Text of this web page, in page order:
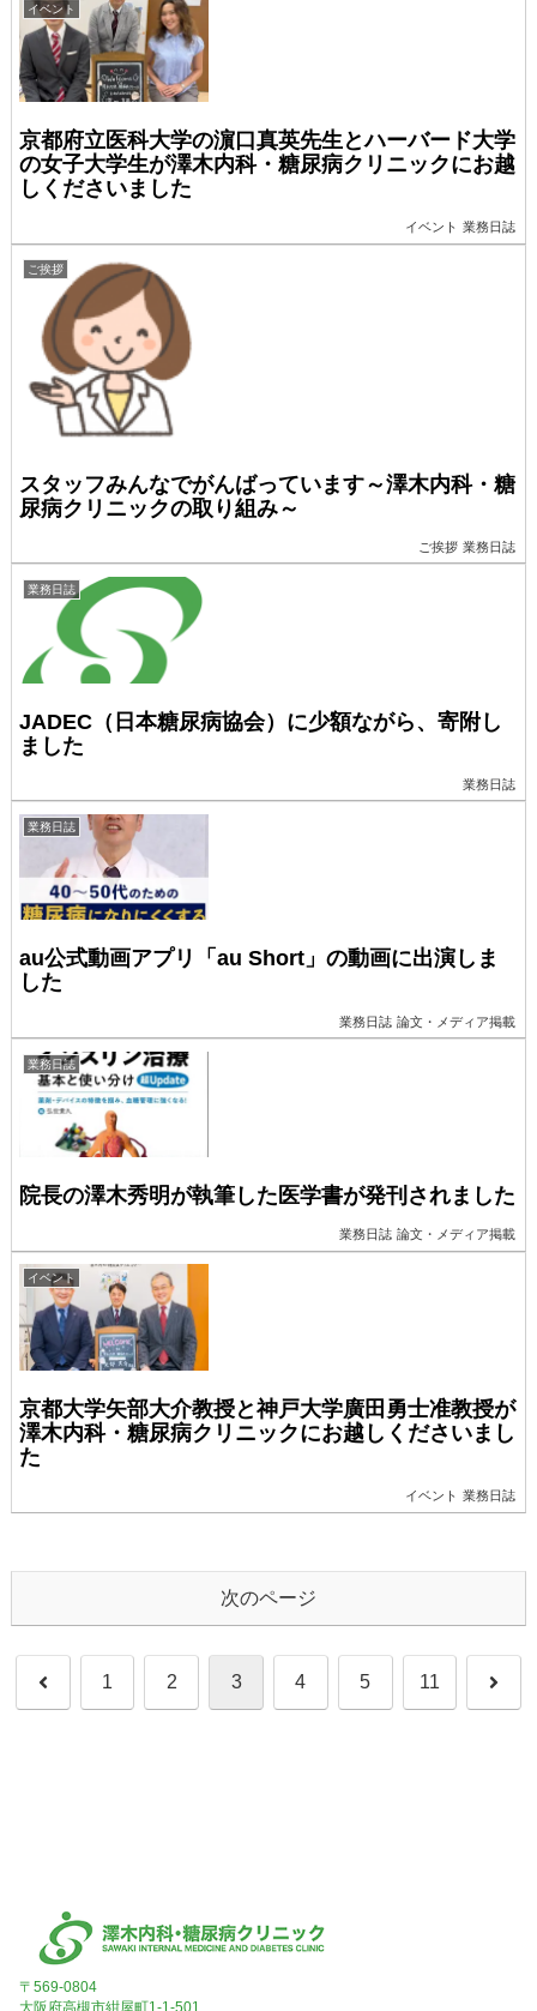
イベント
京都府立医科大学の濵口真英先生とハーバード大学
の女子大学生が澤木内科・糖尿病クリニックにお越
しくださいました
イベント 業務日誌
ご挨拶
スタッフみんなでがんばっています～澤木内科・糖
尿病クリニックの取り組み～
ご挨拶 業務日誌
業務日誌
JADEC（日本糖尿病協会）に少額ながら、寄附し
ました
業務日誌
業務日誌
au公式動画アプリ「au Short」の動画に出演しま
した
業務日誌 論文・メディア掲載
業務日誌
院長の澤木秀明が執筆した医学書が発刊されました
業務日誌 論文・メディア掲載
イベント
京都大学矢部大介教授と神戸大学廣田勇士准教授が
澤木内科・糖尿病クリニックにお越しくださいまし
た
イベント 業務日誌
次のページ
1 2 3 4 5 11
〒569-0804